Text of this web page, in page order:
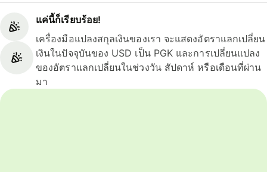
แค่นี้ก็เรียบร้อย!
เครื่องมือแปลงสกุลเงินของเรา จะแสดงอัตราแลกเปลี่ยน
เงินในปัจจุบันของ USD เป็น PGK และการเปลี่ยนแปลง
ของอัตราแลกเปลี่ยนในช่วงวัน สัปดาห์ หรือเดือนที่ผ่าน
มา